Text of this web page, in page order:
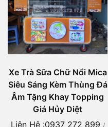
Xe Trà Sữa Chữ Nổi Mica
Siêu Sáng Kèm Thùng Đá
Âm Tặng Khay Topping
Giá Hủy Diệt
Liên Hệ :0937 272 899 /